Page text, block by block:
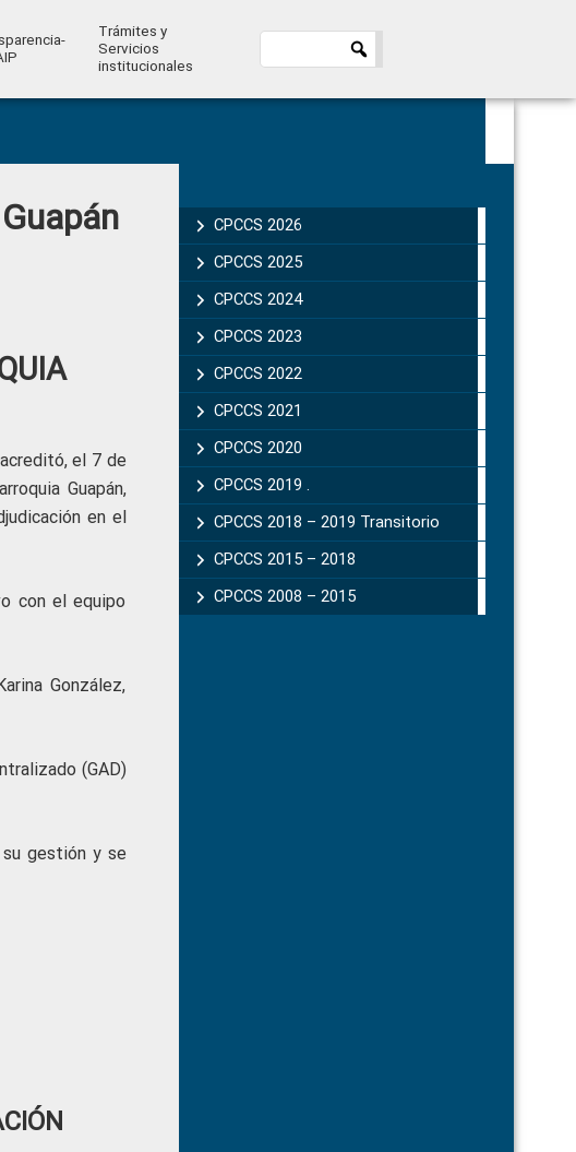
Trámites y
Servicios
institucionales
el 7 de
Guapán,
en el
con el equipo
González,
(GAD)
su gestión y se
Sidebar
CPCCS 2026
CPCCS 2025
CPCCS 2024
CPCCS 2023
CPCCS 2022
CPCCS 2021
CPCCS 2020
CPCCS 2019 .
CPCCS 2018 – 2019 Transitorio
CPCCS 2015 – 2018
CPCCS 2008 – 2015